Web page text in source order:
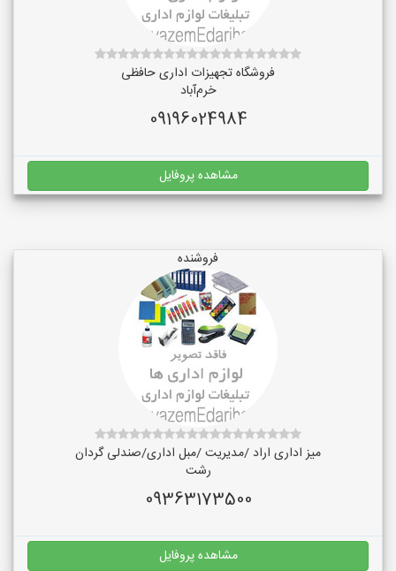
فروشگاه تجهیزات اداری حافظی
خرم‌آباد
09196024984
مشاهده پروفایل
فروشنده
میز اداری اراد /مدیریت /مبل اداری/صندلی گردان
رشت
09363173500
مشاهده پروفایل